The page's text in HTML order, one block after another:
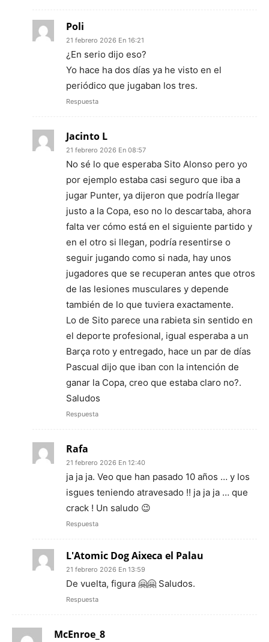
Poli
21 febrero 2026 En 16:21
¿En serio dijo eso?
Yo hace ha dos días ya he visto en el
periódico que jugaban los tres.
Respuesta
Jacinto L
21 febrero 2026 En 08:57
No sé lo que esperaba Sito Alonso pero yo
por ejemplo estaba casi seguro que iba a
jugar Punter, ya dijeron que podría llegar
justo a la Copa, eso no lo descartaba, ahora
falta ver cómo está en el siguiente partido y
en el otro si llegan, podría resentirse o
seguir jugando como si nada, hay unos
jugadores que se recuperan antes que otros
de las lesiones musculares y depende
también de lo que tuviera exactamente.
Lo de Sito parece una rabieta sin sentido en
el deporte profesional, igual esperaba a un
Barça roto y entregado, hace un par de días
Pascual dijo que iban con la intención de
ganar la Copa, creo que estaba claro no?.
Saludos
Respuesta
Rafa
21 febrero 2026 En 12:40
ja ja ja. Veo que han pasado 10 años … y los
isgues teniendo atravesado !! ja ja ja … que
crack ! Un saludo 😉
Respuesta
L'Atomic Dog Aixeca el Palau
21 febrero 2026 En 13:59
De vuelta, figura 🤗🤗 Saludos.
Respuesta
McEnroe_8